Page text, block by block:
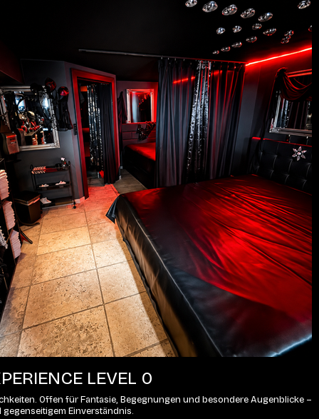
LEVEL 0
Offen für Fantasie, Begegnungen und besondere Augenblicke –
Einverständnis.